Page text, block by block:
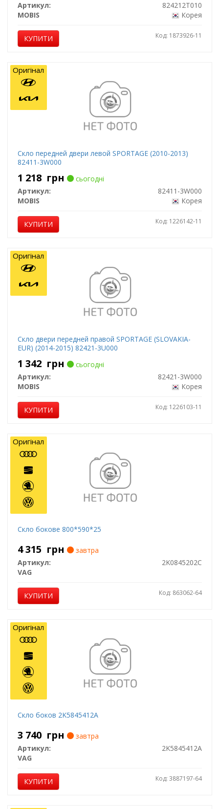
Артикул:
824212T010
MOBIS
Корея
КУПИТИ Код: 1873926-11
Скло передней двери левой SPORTAGE (2010-2013)
82411-3W000
1 218 грн
сьогодні
Артикул:
82411-3W000
MOBIS
Корея
КУПИТИ Код: 1226142-11
Оригінал
Скло двери передней правой SPORTAGE (SLOVAKIA-
EUR) (2014-2015) 82421-3U000
1 342 грн
сьогодні
Артикул:
82421-3W000
MOBIS
Корея
КУПИТИ Код: 1226103-11
Оригінал
Скло бокове 800*590*25
4 315 грн
завтра
Артикул:
2K0845202C
VAG
КУПИТИ Код: 863062-64
Оригінал
Скло боков 2K5845412A
3 740 грн
завтра
Артикул:
2K5845412A
VAG
КУПИТИ Код: 3887197-64
Оригінал